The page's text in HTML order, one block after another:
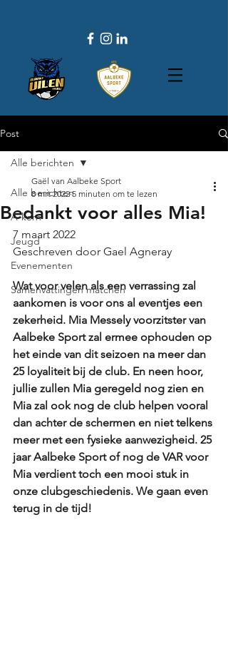
Post
Alle berichten
A-kern
Jeugd
Evenementen
Samenvattingen matchen
Alle berichten
Bedankt voor alles Mia!
Gaël van Aalbeke Sport
8 mrt 2022 5 minuten om te lezen
7 maart 2022
Geschreven door Gael Agneray
Wat voor velen als een verrassing zal
aankomen is voor ons al eventjes een
zekerheid. Mia Messely voorzitster van
Aalbeke Sport zal ermee ophouden op
het einde van dit seizoen na meer dan
25 loyaliteit bij de club. En neen hoor,
jullie zullen Mia geregeld nog zien en
Mia zal ook nog de club helpen vooral
dan achter de schermen en niet telkens
meer met een fysieke aanwezigheid. 25
jaar Aalbeke Sport of nog de VAR voor
Mia verdient toch een mooi stuk in
onze clubgeschiedenis. We gaan even
terug in de tijd!